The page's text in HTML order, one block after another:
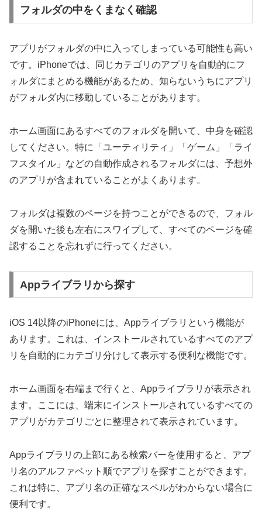
フォルダの中をくまなく確認
アプリがフォルダの中に入ってしまっている可能性も高い
です。iPhoneでは、同じカテゴリのアプリを自動的にフ
ォルダにまとめる機能があるため、知らないうちにアプリ
がフォルダ内に移動していることがあります。
ホーム画面にあるすべてのフォルダを開いて、中身を確認
してください。特に「ユーティリティ」「ゲーム」「ライ
フスタイル」などの自動作成されるフォルダには、予想外
のアプリが含まれていることがよくあります。
フォルダは複数のページを持つことができるので、フォル
ダを開いた後も左右にスワイプして、すべてのページを確
認することを忘れずに行ってください。
Appライブラリから探す
iOS 14以降のiPhoneには、Appライブラリという機能が
あります。これは、インストールされているすべてのアプ
リを自動的にカテゴリ分けして表示する便利な機能です。
ホーム画面を右端まで行くと、Appライブラリが表示され
ます。ここには、端末にインストールされているすべての
アプリがカテゴリごとに整理されて表示されています。
Appライブラリの上部にある検索バーを使用すると、アプ
リ名のアルファベット順でアプリを探すことができます。
これは特に、アプリ名の正確なスペルがわからない場合に
便利です。